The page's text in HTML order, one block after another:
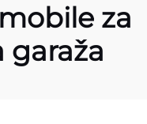
za
garaža